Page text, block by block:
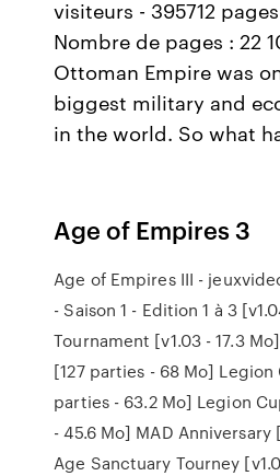
visiteurs - 395712
Nombre de pages : 22
Ottoman Empire was
biggest military and
in the world. So what
Age of Empires 3
Age of Empires III -
- Saison 1 - Edition 1 à 3
Tournament [v1.03 - 17.3
[127 parties - 68 Mo] Legion
parties - 63.2 Mo] Legion
- 45.6 Mo] MAD Anniversary
Age Sanctuary Tourney